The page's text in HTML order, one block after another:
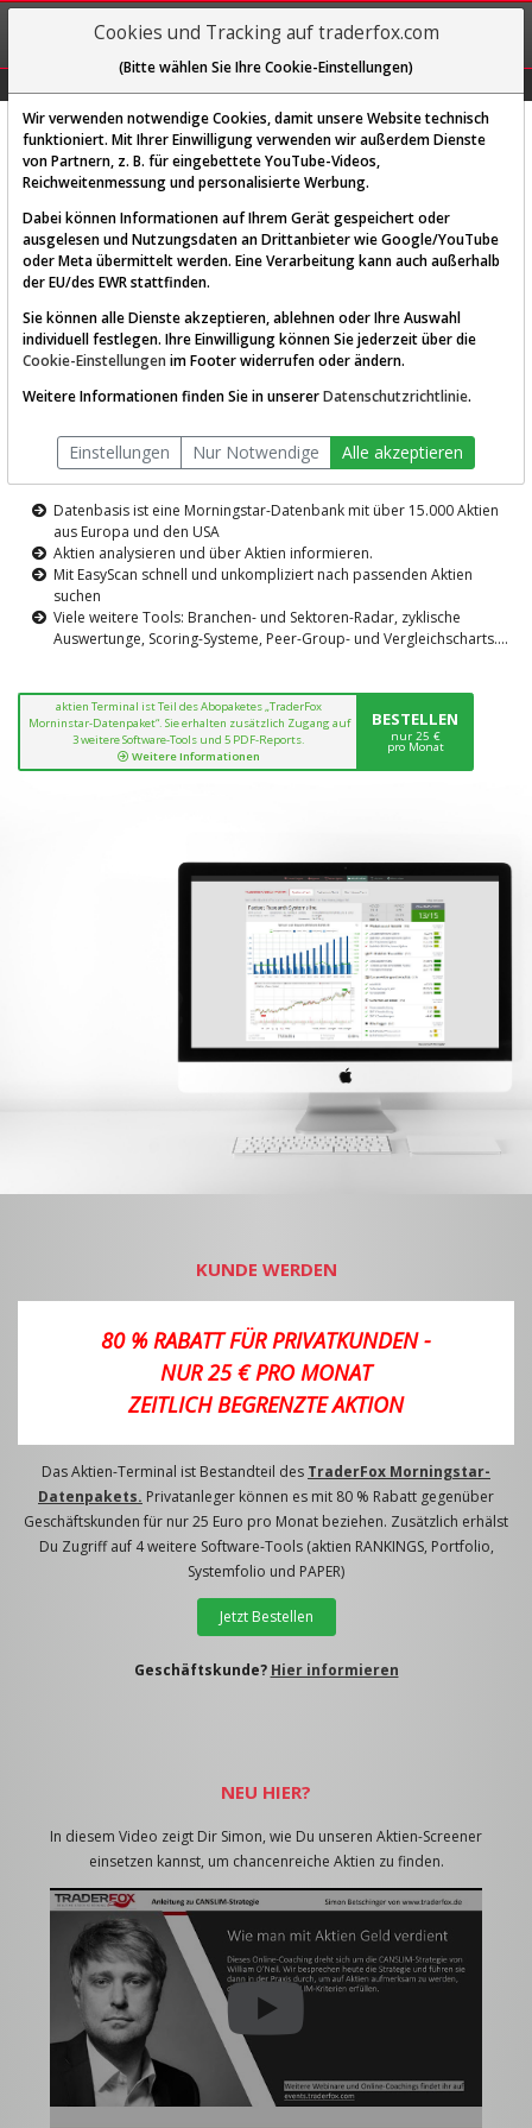
REGIS-
TRIEREN
Diese Funktion ist nur für
AKTIEN-TERMINAL
Die Aktienanalyse-Plattform von
TraderFox
Datenbasis ist eine Morningstar-Datenbank mit über 15.000 Aktien
aus Europa und den USA
Aktien analysieren und über Aktien informieren.
Mit EasyScan schnell und unkompliziert nach passenden Aktien
suchen
Viele weitere Tools: Branchen- und Sektoren-Radar, zyklische
Auswertunge, Scoring-Systeme, Peer-Group- und Vergleichscharts....
aktien Terminal ist Teil des Abopaketes „TraderFox
Morninstar-Datenpaket“. Sie erhalten zusätzlich Zugang auf
3 weitere Software-Tools und 5 PDF-Reports.
Weitere Informationen
BESTELLEN
nur 25 €
pro Monat
KUNDE WERDEN
80 % RABATT FÜR PRIVATKUNDEN -
NUR 25 € PRO MONAT
ZEITLICH BEGRENZTE AKTION
Das Aktien-Terminal ist Bestandteil des TraderFox Morningstar-
Datenpakets. Privatanleger können es mit 80 % Rabatt gegenüber
Geschäftskunden für nur 25 Euro pro Monat beziehen. Zusätzlich erhälst
Du Zugriff auf 4 weitere Software-Tools (aktien RANKINGS, Portfolio,
Systemfolio und PAPER)
Jetzt Bestellen
Geschäftskunde? Hier informieren
NEU HIER?
In diesem Video zeigt Dir Simon, wie Du unseren Aktien-Screener
einsetzen kannst, um chancenreiche Aktien zu finden.
Cookies und Tracking auf traderfox.com
(Bitte wählen Sie Ihre Cookie-Einstellungen)
Wir verwenden notwendige Cookies, damit unsere Website technisch
funktioniert. Mit Ihrer Einwilligung verwenden wir außerdem Dienste
von Partnern, z. B. für eingebettete YouTube-Videos,
Reichweitenmessung und personalisierte Werbung.
Dabei können Informationen auf Ihrem Gerät gespeichert oder
ausgelesen und Nutzungsdaten an Drittanbieter wie Google/YouTube
oder Meta übermittelt werden. Eine Verarbeitung kann auch außerhalb
der EU/des EWR stattfinden.
Sie können alle Dienste akzeptieren, ablehnen oder Ihre Auswahl
individuell festlegen. Ihre Einwilligung können Sie jederzeit über die
Cookie-Einstellungen im Footer widerrufen oder ändern.
Weitere Informationen finden Sie in unsererDatenschutzrichtlinie.
Einstellungen Nur Notwendige Alle akzeptieren